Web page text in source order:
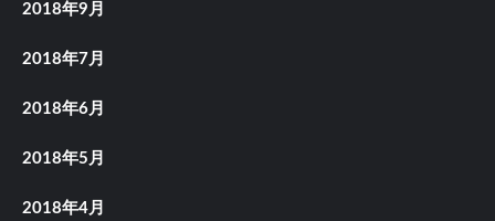
2018年9月
2018年7月
2018年6月
2018年5月
2018年4月